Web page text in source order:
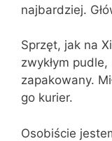
najbardziej.
Sprzęt, jak na
zwykłym
zapakowany.
go kurier.
Osobiście